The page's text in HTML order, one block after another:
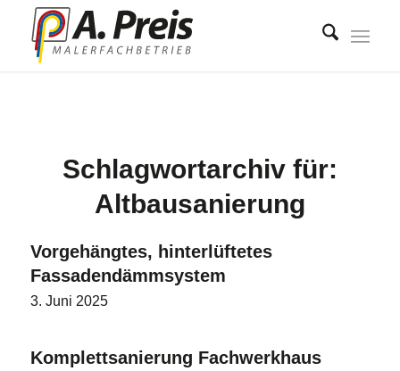
Schlagwortarchiv für:
Altbausanierung
Vorgehängtes, hinterlüftetes
Fassadendämmsystem
3. Juni 2025
Komplettsanierung Fachwerkhaus